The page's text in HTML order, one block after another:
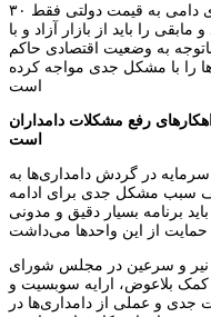
بدری تصریح کرد: از طرفی دیگر نهاده‌های دامی به قیمت دولتی فقط ۳۰
را باید از بازار آزاد و با
به وضعیت اقتصادی حاکم
را با مشکل جدی مواجه کرده
است
رفع مشکلات دامداران
است
در گردش دامداری‌ها به
سبب مشکل جدی برای ادامه
برنامه بسیار دقیق و مدونی
نیر و سرعین در مجلس شورای
کمک بلاعوض، ارایه سوبسیت و
جدی و عملی از دامداری‌ها در